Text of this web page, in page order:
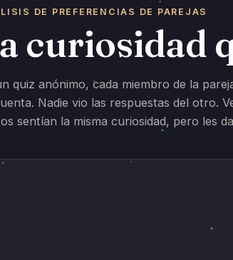
DE PREFERENCIAS DE PAREJAS
curiosidad
quiz anónimo, cada miembro de la
Nadie vio las respuestas del otro.
sentían la misma curiosidad, pero les